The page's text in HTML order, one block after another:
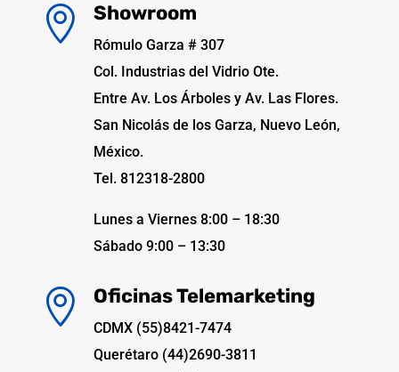
 Showroom
Rómulo Garza # 307
Col. Industrias del Vidrio Ote.
Entre Av. Los Árboles y Av. Las Flores.
San Nicolás de los Garza, Nuevo León,
México.
Tel. 812318-2800
Lunes a Viernes 8:00 – 18:30
Sábado 9:00 – 13:30
 Oficinas Telemarketing
CDMX (55)8421-7474
Querétaro (44)2690-3811